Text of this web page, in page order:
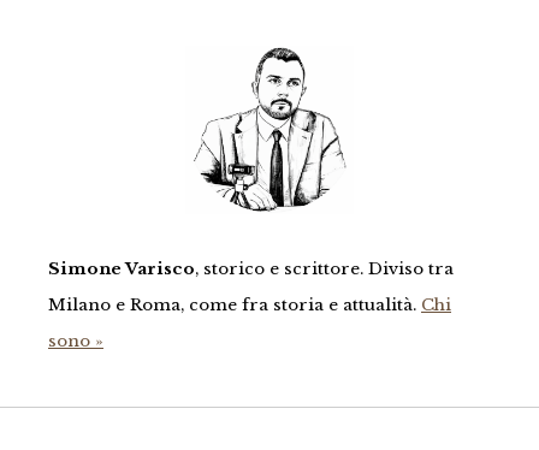
Simone Varisco, storico e scrittore. Diviso tra
Milano e Roma, come fra storia e attualità. Chi
sono »